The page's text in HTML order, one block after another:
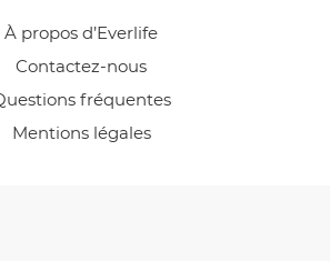
À propos d’Everlife
Contactez-nous
fréquentes
Mentions légales